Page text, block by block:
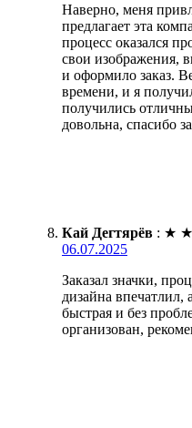
Наверно, меня
предлагает эта
процесс оказался
свои изображения,
и оформило заказ.
времени, и я
получились
довольна, спасибо
Кай Дегтярёв : ★ ★
06.07.2025
Заказал значки,
дизайна впечатлил,
быстрая и без
организован,